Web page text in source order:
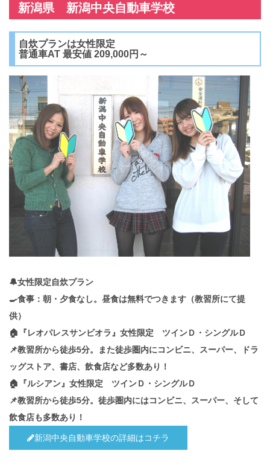
新潟県 新潟中央自動車学校
自炊プランは女性限定
普通車AT 最安値 209,000円～
🔔女性限定自炊プラン
🍳食事：朝・夕食なし。昼食は無料でつきます（教習所にて提
供）
🏠『レオパレスサンビオラ』女性限定 ツインＤ・シングルＤ
📌教習所から徒歩5分。また徒歩圏内にコンビニ、スーパー、ドラ
ッグストア、書店、飲食店など多数あり！
🏠『ルシアン』女性限定 ツインＤ・シングルＤ
📌教習所から徒歩5分。徒歩圏内にはコンビニ、スーパー、そして
飲食店も多数あり！
新潟中央自動車学校の詳細はコチラ